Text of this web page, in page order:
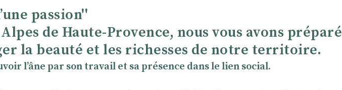
passion''
de Haute-Provence, nous vous avons préparé
la beauté et les richesses de notre territoire.
lʼâne par son travail et sa présence dans le lien social.